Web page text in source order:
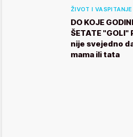
ŽIVOT I VASPITANJE
DO KOJE
ŠETATE "GOLI"
nije svejedno
mama ili tata